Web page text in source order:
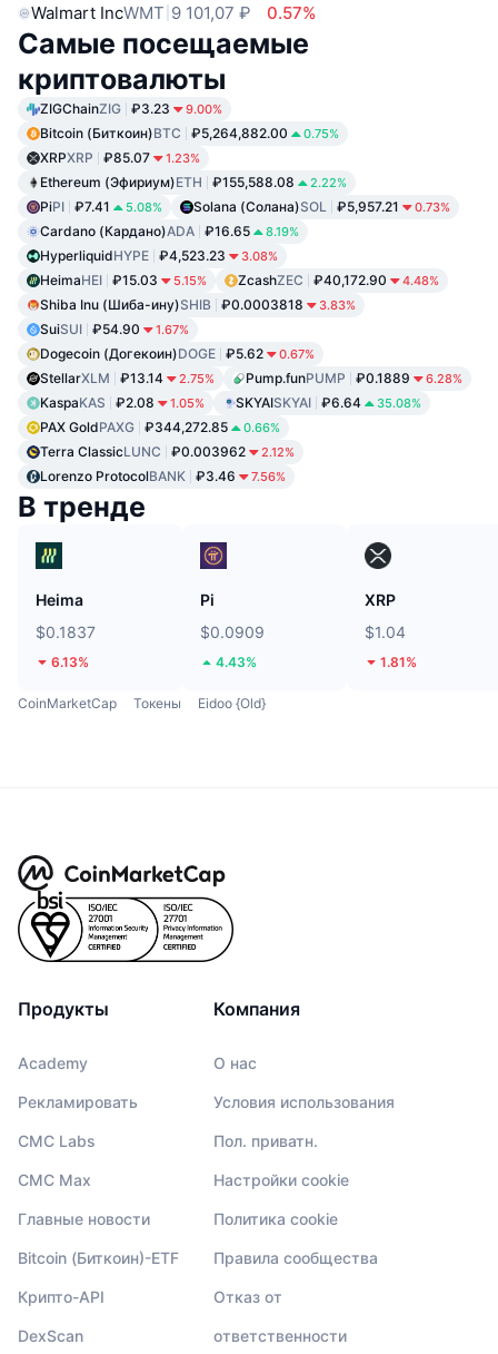
Walmart IncWMT 9 101,07 ₽ 0.57%
Самые посещаемые
криптовалюты
ZIGChainZIG ₽3.23 9.00%
Bitcoin (Биткоин)BTC ₽5,264,882.00 0.75%
XRPXRP ₽85.07 1.23%
Ethereum (Эфириум)ETH ₽155,588.08 2.22%
PiPI ₽7.41 5.08% Solana (Солана)SOL ₽5,957.21 0.73%
Cardano (Кардано)ADA ₽16.65 8.19%
HyperliquidHYPE ₽4,523.23 3.08%
HeimaHEI ₽15.03 5.15% ZcashZEC ₽40,172.90 4.48%
Shiba Inu (Шиба-ину)SHIB ₽0.0003818 3.83%
SuiSUI ₽54.90 1.67%
Dogecoin (Догекоин)DOGE ₽5.62 0.67%
StellarXLM ₽13.14 2.75% Pump.funPUMP ₽0.1889 6.28%
KaspaKAS ₽2.08 1.05% SKYAISKYAI ₽6.64 35.08%
PAX GoldPAXG ₽344,272.85 0.66%
Terra ClassicLUNC ₽0.003962 2.12%
Lorenzo ProtocolBANK ₽3.46 7.56%
В тренде
Heima
$0.1837
6.13%
Pi
$0.0909
4.43%
XRP
$1.04
1.81%
CoinMarketCap Токены Eidoo {Old}
Продукты
Academy
Рекламировать
CMC Labs
CMC Max
Главные новости
Bitcoin (Биткоин)-ETF
Крипто-API
DexScan
Компания
О нас
Условия использования
Пол. приватн.
Настройки cookie
Политика cookie
Правила сообщества
Отказ от
ответственности